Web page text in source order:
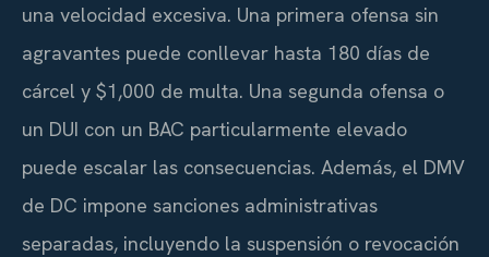
una velocidad excesiva. Una primera ofensa sin
agravantes puede conllevar hasta 180 días de
cárcel y $1,000 de multa. Una segunda ofensa o
un DUI con un BAC particularmente elevado
puede escalar las consecuencias. Además, el DMV
de DC impone sanciones administrativas
separadas, incluyendo la suspensión o revocación